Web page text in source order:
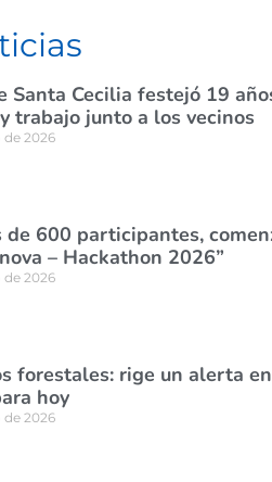
Santa Cecilia festejó 19
trabajo junto a los vecinos
2026
de 600 participantes,
– Hackathon 2026”
2026
forestales: rige un alerta
hoy
2026